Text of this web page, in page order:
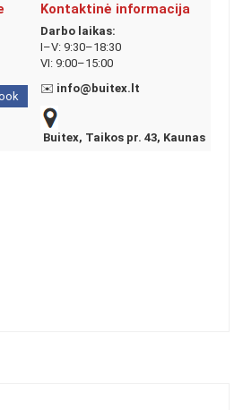
Kontaktinė informacija
Darbo laikas:
I–V: 9:30–18:30
VI: 9:00–15:00
✉️ info@buitex.lt
Buitex, Taikos pr. 43, Kaunas